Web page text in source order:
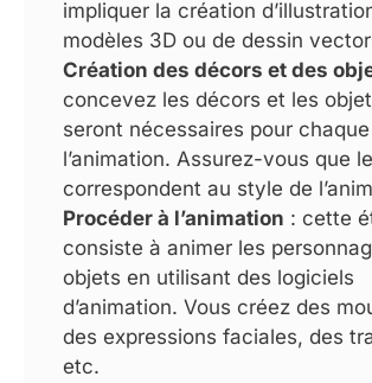
impliquer la création
modèles 3D ou de dessin
Création des décors et des
concevez les décors et les
seront nécessaires pour
l’animation. Assurez-vous que
correspondent au style de
Procéder à l’animation : cette
consiste à animer les
objets en utilisant des logiciels
d’animation. Vous créez des
des expressions faciales, des
etc.